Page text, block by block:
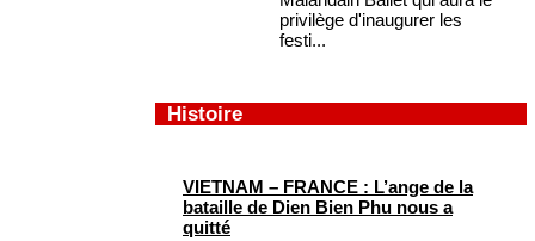
privilège d'inaugurer les
festi...
Histoire
VIETNAM – FRANCE : L’ange de la
bataille de Dien Bien Phu nous a
quitté